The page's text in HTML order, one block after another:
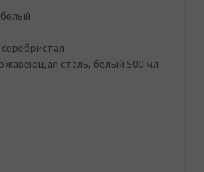
сталь, белый 500 мл